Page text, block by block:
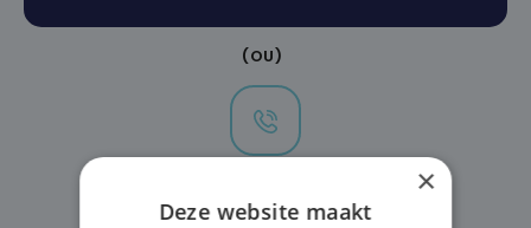
(OU)
×
Deze website maakt